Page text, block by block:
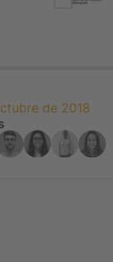
de 2018